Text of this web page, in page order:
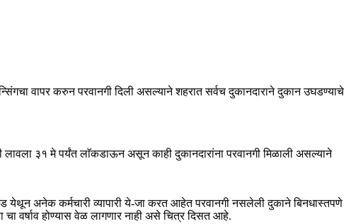
वापर करुन परवानगी दिली असल्याने शहरात सर्वच दुकानदाराने दुकान उघडण्याचे
३१ मे पर्यंत लाॅकडाऊन असून काही दुकानदारांना परवानगी मिळाली असल्याने
येथून अनेक कर्मचारी व्यापारी ये-जा करत आहेत परवानगी नसलेली दुकाने बिनधास्तपणे
वर्षाव होण्यास वेळ लागणार नाही असे चित्र दिसत आहे.